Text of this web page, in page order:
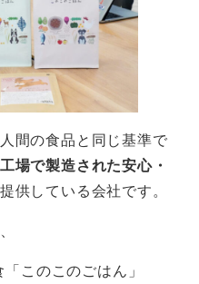
間の食品と同じ基準で
場で製造された安心・
供している会社です。
このこのごはん」